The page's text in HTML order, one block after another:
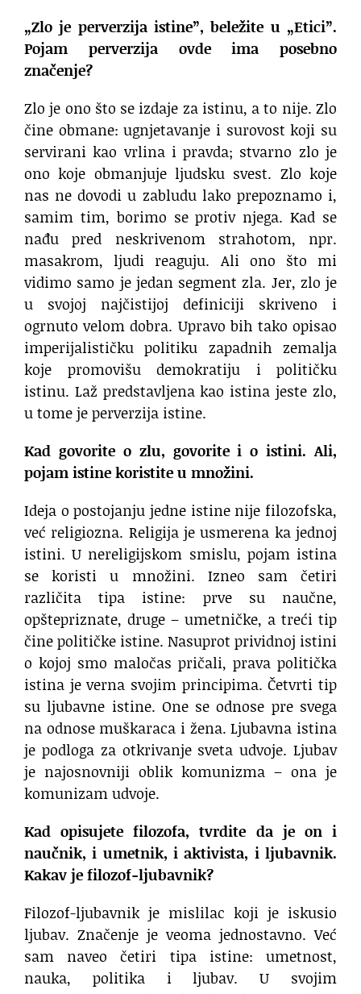
„Zlo je perverzija istine”, beležite u „Etici”.
Pojam perverzija ovde ima posebno
značenje?
Zlo je ono što se izdaje za istinu, a to nije. Zlo
čine obmane: ugnjetavanje i surovost koji su
servirani kao vrlina i pravda; stvarno zlo je
ono koje obmanjuje ljudsku svest. Zlo koje
nas ne dovodi u zabludu lako prepoznamo i,
samim tim, borimo se protiv njega. Kad se
nađu pred neskrivenom strahotom, npr.
masakrom, ljudi reaguju. Ali ono što mi
vidimo samo je jedan segment zla. Jer, zlo je
u svojoj najčistijoj definiciji skriveno i
ogrnuto velom dobra. Upravo bih tako opisao
imperijalističku politiku zapadnih zemalja
koje promovišu demokratiju i političku
istinu. Laž predstavljena kao istina jeste zlo,
u tome je perverzija istine.
Kad govorite o zlu, govorite i o istini. Ali,
pojam istine koristite u množini.
Ideja o postojanju jedne istine nije filozofska,
već religiozna. Religija je usmerena ka jednoj
istini. U nereligijskom smislu, pojam istina
se koristi u množini. Izneo sam četiri
različita tipa istine: prve su naučne,
opštepriznate, druge – umetničke, a treći tip
čine političke istine. Nasuprot prividnoj istini
o kojoj smo maločas pričali, prava politička
istina je verna svojim principima. Četvrti tip
su ljubavne istine. One se odnose pre svega
na odnose muškaraca i žena. Ljubavna istina
je podloga za otkrivanje sveta udvoje. Ljubav
je najosnovniji oblik komunizma – ona je
komunizam udvoje.
Kad opisujete filozofa, tvrdite da je on i
naučnik, i umetnik, i aktivista, i ljubavnik.
Kakav je filozof-ljubavnik?
Filozof-ljubavnik je mislilac koji je iskusio
ljubav. Značenje je veoma jednostavno. Već
sam naveo četiri tipa istine: umetnost,
nauka, politika i ljubav. U svojim